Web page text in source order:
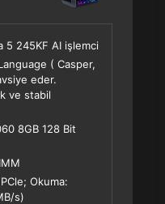
5 245KF AI işlemci
( Casper,
eder.
ve stabil
8GB 128 Bit
Okuma:
s)